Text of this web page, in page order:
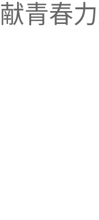
献青春力